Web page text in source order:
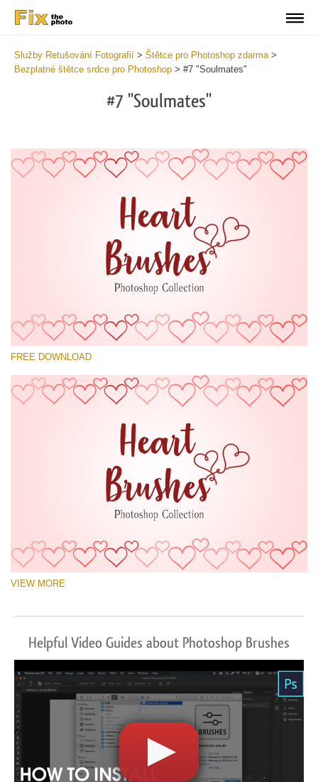
Služby Retušování Fotografií > Štětce pro Photoshop zdarma>
Bezplatné štětce srdce pro Photoshop > #7 "Soulmates"
#7 "Soulmates"
Prosím vyberte
Hearts Brushes
Stažení zdarma
FREE DOWNLOAD
VIEW MORE
Helpful Video Guides about Photoshop Brushes